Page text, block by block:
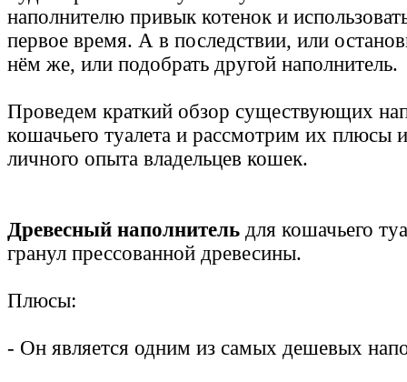
наполнителю привык котенок и
первое время. А в последствии, или
нём же, или подобрать другой наполнитель.
Проведем краткий обзор существующих
кошачьего туалета и рассмотрим их плюсы
личного опыта владельцев кошек.
Древесный наполнитель для кошачьего
гранул прессованной древесины.
Плюсы:
- Он является одним из самых дешевых